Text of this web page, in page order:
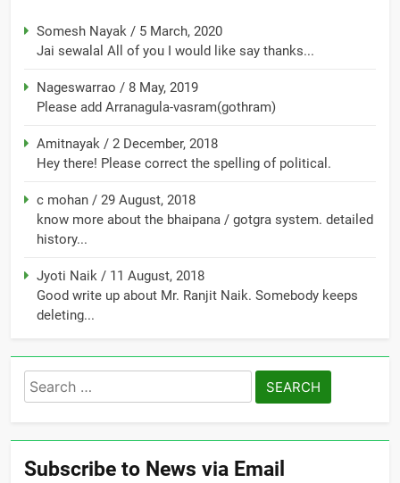
Somesh Nayak / 5 March, 2020
Jai sewalal All of you I would like say thanks...
Nageswarrao / 8 May, 2019
Please add Arranagula-vasram(gothram)
Amitnayak / 2 December, 2018
Hey there! Please correct the spelling of political.
c mohan / 29 August, 2018
know more about the bhaipana / gotgra system. detailed
history...
Jyoti Naik / 11 August, 2018
Good write up about Mr. Ranjit Naik. Somebody keeps
deleting...
Search
for:
Subscribe to News via Email